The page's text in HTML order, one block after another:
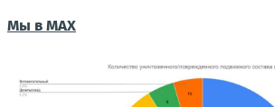
Мы в MAX